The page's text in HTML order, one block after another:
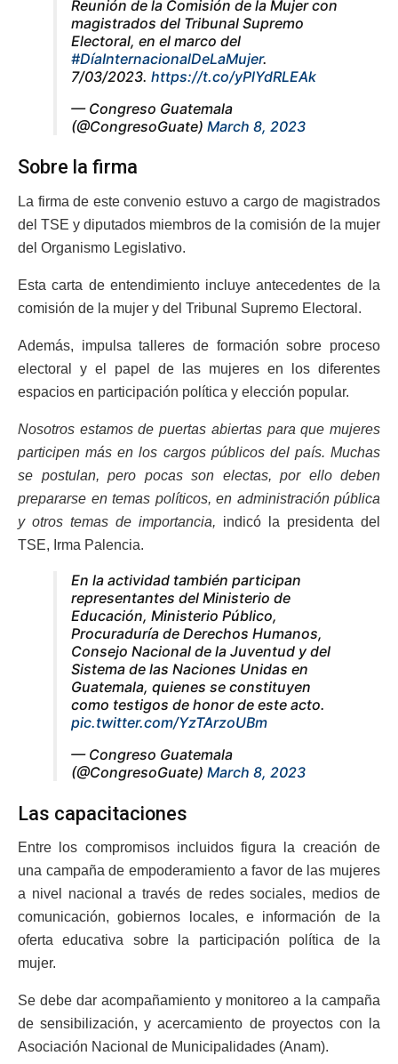
Reunión de la Comisión de la Mujer con
magistrados del Tribunal Supremo
Electoral, en el marco del
#DíaInternacionalDeLaMujer.
7/03/2023. https://t.co/yPlYdRLEAk
— Congreso Guatemala
(@CongresoGuate) March 8, 2023
Sobre la firma
La firma de este convenio estuvo a cargo de magistrados
del TSE y diputados miembros de la comisión de la mujer
del Organismo Legislativo.
Esta carta de entendimiento incluye antecedentes de la
comisión de la mujer y del Tribunal Supremo Electoral.
Además, impulsa talleres de formación sobre proceso
electoral y el papel de las mujeres en los diferentes
espacios en participación política y elección popular.
Nosotros estamos de puertas abiertas para que mujeres
participen más en los cargos públicos del país. Muchas
se postulan, pero pocas son electas, por ello deben
prepararse en temas políticos, en administración pública
y otros temas de importancia, indicó la presidenta del
TSE, Irma Palencia.
En la actividad también participan
representantes del Ministerio de
Educación, Ministerio Público,
Procuraduría de Derechos Humanos,
Consejo Nacional de la Juventud y del
Sistema de las Naciones Unidas en
Guatemala, quienes se constituyen
como testigos de honor de este acto.
pic.twitter.com/YzTArzoUBm
— Congreso Guatemala
(@CongresoGuate) March 8, 2023
Las capacitaciones
Entre los compromisos incluidos figura la creación de
una campaña de empoderamiento a favor de las mujeres
a nivel nacional a través de redes sociales, medios de
comunicación, gobiernos locales, e información de la
oferta educativa sobre la participación política de la
mujer.
Se debe dar acompañamiento y monitoreo a la campaña
de sensibilización, y acercamiento de proyectos con la
Asociación Nacional de Municipalidades (Anam).